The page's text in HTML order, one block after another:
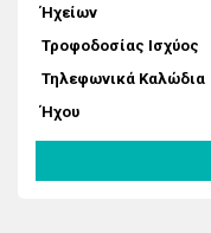
Ήχείων
Τροφοδοσίας Ισχύος
Τηλεφωνικά Καλώδια
Ήχου